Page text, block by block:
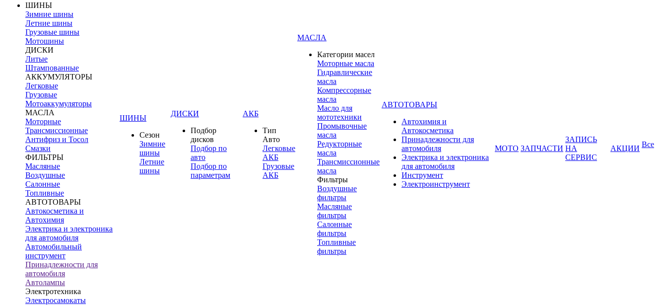
ШИНЫ
Зимние шины
Летние шины
Грузовые шины
Мотошины
ДИСКИ
Литые
Штампованные
АККУМУЛЯТОРЫ
Легковые
Грузовые
Мотоаккумуляторы
МАСЛА
Моторные
Трансмиссионные
Антифриз и Тосол
Смазки
ФИЛЬТРЫ
Масляные
Воздушные
Салонные
Топливные
АВТОТОВАРЫ
Автокосметика и
Автохимия
Электрика и электроника
для автомобиля
Автомобильный
инструмент
Принадлежности для
автомобиля
Автолампы
Электротехника
Электросамокаты
ШИНЫ
Сезон
Зимние
шины
Летние
шины
ДИСКИ
Подбор
дисков
Подбор по
авто
Подбор по
параметрам
АКБ
Тип
Авто
Легковые
АКБ
Грузовые
АКБ
МАСЛА
Категории масел
Моторные масла
Гидравлические
масла
Компрессорные
масла
Масло для
мототехники
Промывочные
масла
Редукторные
масла
Трансмиссионные
масла
Фильтры
Воздушные
фильтры
Масляные
фильтры
Салонные
фильтры
Топливные
фильтры
АВТОТОВАРЫ
Автохимия и
Автокосметика
Принадлежности для
автомобиля
Электрика и электроника
для автомобиля
Инструмент
Электроинструмент
МОТО ЗАПЧАСТИ
ЗАПИСЬ
НА
СЕРВИС
АКЦИИ Все